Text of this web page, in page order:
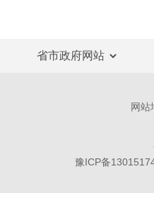
网站
豫ICP备